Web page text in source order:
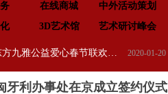
在线商城 中外活动策划
3D艺术馆 艺术研讨峰会
2020-01-20
金丝结·东方九雅公益爱心春节联欢晚会隆重举行
牙利办事处在京成立签约仪式